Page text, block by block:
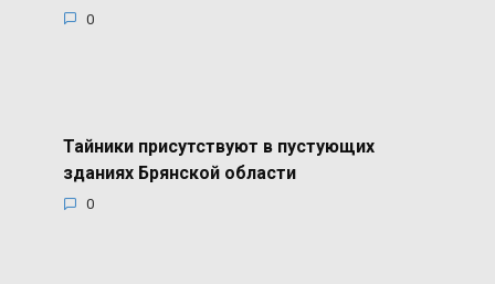
0
Тайники присутствуют в пустующих
зданиях Брянской области
0